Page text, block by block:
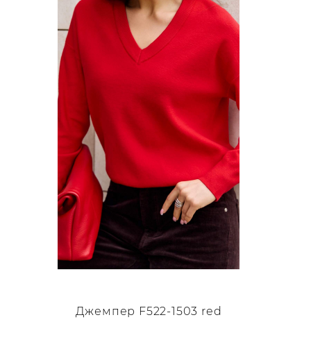
несколько
вариаций.
Опции
можно
выбрать
на
странице
товара.
Джемпер F522-1503 red